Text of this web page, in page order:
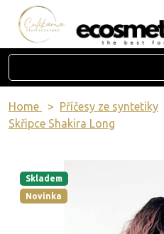
Home Příčesy ze syntetiky
Skřipce Shakira Long
Skladem
Novinka